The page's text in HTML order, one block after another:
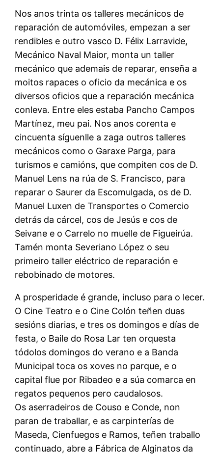
Nos anos trinta os talleres mecánicos de
reparación de automóviles, empezan a ser
rendibles e outro vasco D. Félix Larravide,
Mecánico Naval Maior, monta un taller
mecánico que ademais de reparar, enseña a
moitos rapaces o oficio da mecánica e os
diversos oficios que a reparación mecánica
conleva. Entre eles estaba Pancho Campos
Martínez, meu pai. Nos anos corenta e
cincuenta síguenlle a zaga outros talleres
mecánicos como o Garaxe Parga, para
turismos e camións, que compiten cos de D.
Manuel Lens na rúa de S. Francisco, para
reparar o Saurer da Escomulgada, os de D.
Manuel Luxen de Transportes o Comercio
detrás da cárcel, cos de Jesús e cos de
Seivane e o Carrelo no muelle de Figueirúa.
Tamén monta Severiano López o seu
primeiro taller eléctrico de reparación e
rebobinado de motores.
A prosperidade é grande, incluso para o lecer.
O Cine Teatro e o Cine Colón teñen duas
sesións diarias, e tres os domingos e días de
festa, o Baile do Rosa Lar ten orquesta
tódolos domingos do verano e a Banda
Municipal toca os xoves no parque, e o
capital flue por Ribadeo e a súa comarca en
regatos pequenos pero caudalosos.
Os aserradeiros de Couso e Conde, non
paran de traballar, e as carpinterías de
Maseda, Cienfuegos e Ramos, teñen traballo
continuado, abre a Fábrica de Alginatos da